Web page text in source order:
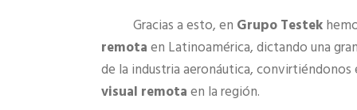
Gracias a esto, en Grupo Testek
remotaen Latinoamérica, dictando una
de la industria aeronáutica,
visual remotaen la región.